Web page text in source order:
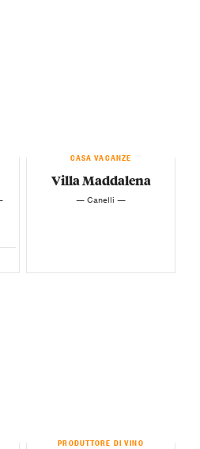
CASA VACANZE
Villa Maddalena
— Canelli —
PRODUTTORE DI VINO